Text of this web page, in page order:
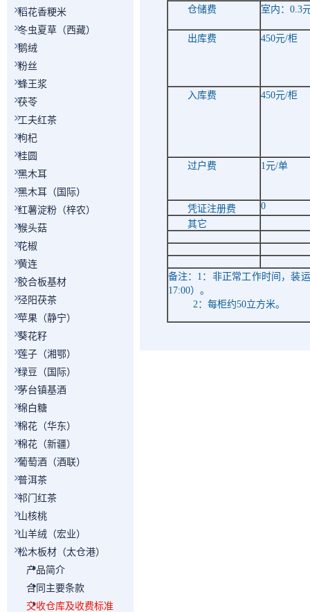
稻花香粳米
冬虫夏草（西藏）
鹅绒
粉丝
蜂王浆
茯苓
工夫红茶
枸杞
桂圆
黑木耳
黑木耳（国际）
红薯淀粉（梓农）
猴头菇
花椒
黄连
胶合板基材
泾阳茯茶
苹果（静宁）
葵花籽
莲子（湘鄂）
绿豆（国际）
茅台镇基酒
绵白糖
棉花（华东）
棉花（新疆）
葡萄酒（酒联）
普洱茶
祁门红茶
山核桃
山羊绒（宏业）
松木板材（太仓港）
产品简介
合同主要条款
交收仓库及收费标准
仓储费
室内： 0.3
出库费 450元/柜
入库费 450元/柜
过户费 1元/单
凭证注册费
0
其它
备注： 1 ：非正常工作时间，装
17:00）。
2：每柜约50立方米。